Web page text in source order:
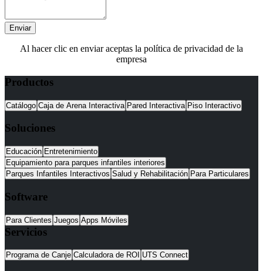
Enviar
Al hacer clic en enviar aceptas la política de privacidad de la
empresa
Productos
Catálogo Caja de Arena Interactiva Pared Interactiva Piso Interactivo
Soluciones
Educación Entretenimiento
Equipamiento para parques infantiles interiores
Parques Infantiles Interactivos Salud y Rehabilitación Para Particulares
Software
Para Clientes Juegos Apps Móviles
Servicios
Programa de Canje Calculadora de ROI UTS Connect